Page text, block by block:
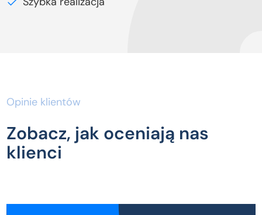
Opinie klientów
Zobacz, jak oceniają nas
klienci